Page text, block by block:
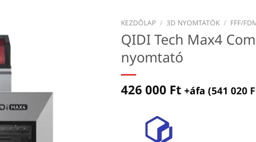
KEZDŐLAP / 3D NYOMTATÓK / FFF/
QIDI Tech Max4
nyomtató
426 000 Ft +áfa (541 020